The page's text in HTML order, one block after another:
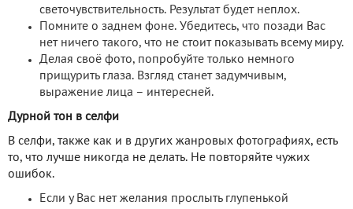
светочувствительность. Результат будет неплох.
Помните о заднем фоне. Убедитесь, что позади Вас
нет ничего такого, что не стоит показывать всему миру.
Делая своё фото, попробуйте только немного
прищурить глаза. Взгляд станет задумчивым,
выражение лица – интересней.
Дурной тон в селфи
В селфи, также как и в других жанровых фотографиях, есть
то, что лучше никогда не делать. Не повторяйте чужих
ошибок.
Если у Вас нет желания прослыть глупенькой